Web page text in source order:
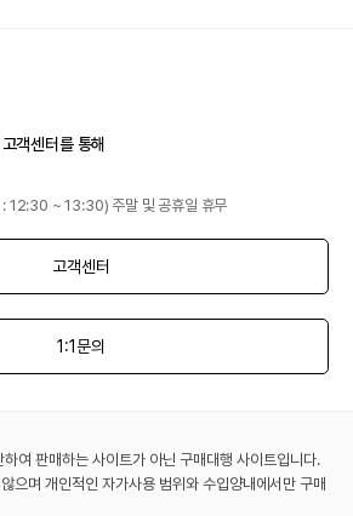
객센터를 통해
12:30 ~ 13:30) 주말 및 공휴일 휴무
고객센터
1:1문의
여 판매하는 사이트가 아닌 구매대행 사이트입니다.
으며 개인적인 자가사용 범위와 수입양내에서만 구매